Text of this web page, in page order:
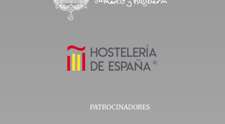
PATROCINADORES